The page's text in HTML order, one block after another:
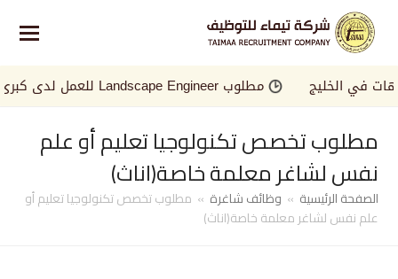
الخليج مطلوب Landscape Engineer للعمل لدى كبرى الجهات في الخليج
مطلوب تخصص تكنولوجيا تعليم أو علم
نفس لشاغر معلمة خاصة(اناث)
الصفحة الرئيسية » وظائف شاغرة » مطلوب تخصص تكنولوجيا تعليم أو
علم نفس لشاغر معلمة خاصة(اناث)